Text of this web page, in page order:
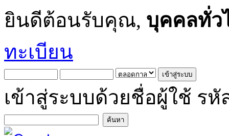
ยินดีต้อนรับคุณ, บุคคลทั่ว
ทะเบียน
เข้าสู่ระบบด้วยชื่อผู้ใช้ รหั